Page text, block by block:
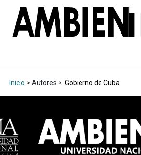
Inicio > Autores > Gobierno de Cuba